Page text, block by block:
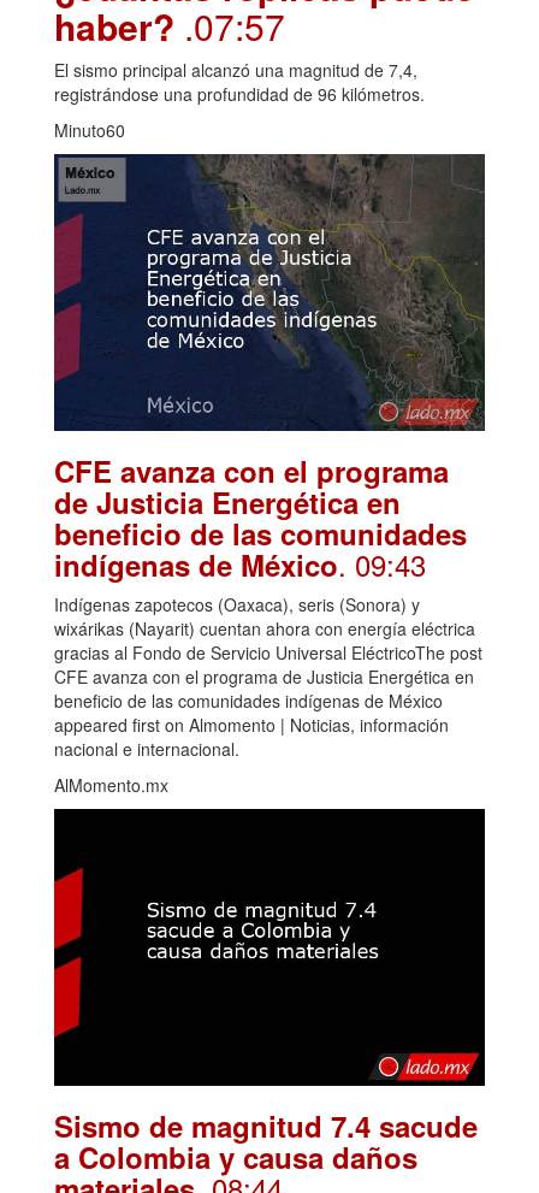
haber? .07:57
El sismo principal alcanzó una magnitud de 7,4,
registrándose una profundidad de 96 kilómetros.
Minuto60
CFE avanza con el programa
de Justicia Energética en
beneficio de las comunidades
indígenas de México. 09:43
Indígenas zapotecos (Oaxaca), seris (Sonora) y
wixárikas (Nayarit) cuentan ahora con energía eléctrica
gracias al Fondo de Servicio Universal EléctricoThe post
CFE avanza con el programa de Justicia Energética en
beneficio de las comunidades indígenas de México
appeared first on Almomento | Noticias, información
nacional e internacional.
AlMomento.mx
Sismo de magnitud 7.4 sacude
a Colombia y causa daños